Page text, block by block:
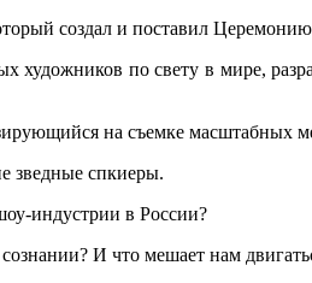
создал и поставил
по свету в мире,
на съемке масштабных
зведные спкиеры.
индустрии в России?
И что мешает нам